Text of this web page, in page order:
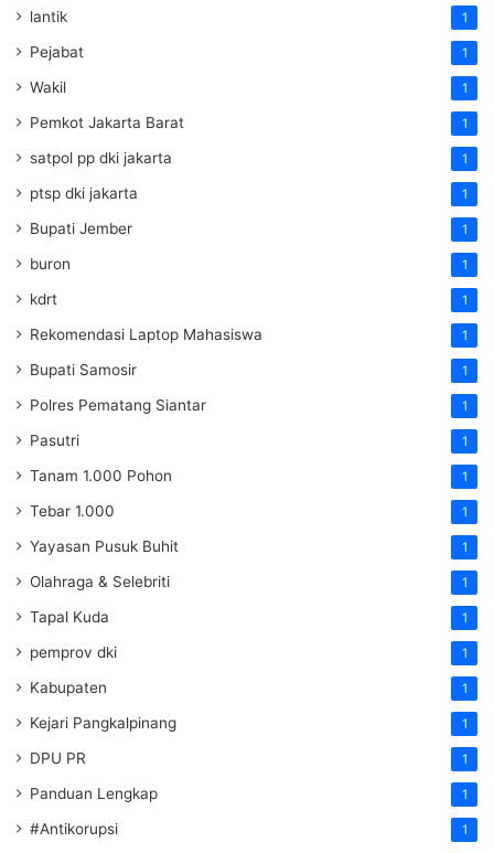
lantik 1
Pejabat 1
Wakil 1
Pemkot Jakarta Barat 1
satpol pp dki jakarta 1
ptsp dki jakarta 1
Bupati Jember 1
buron 1
kdrt 1
Rekomendasi Laptop Mahasiswa 1
Bupati Samosir 1
Polres Pematang Siantar 1
Pasutri 1
Tanam 1.000 Pohon 1
Tebar 1.000 1
Yayasan Pusuk Buhit 1
Olahraga & Selebriti 1
Tapal Kuda 1
pemprov dki 1
Kabupaten 1
Kejari Pangkalpinang 1
DPU PR 1
Panduan Lengkap 1
#Antikorupsi 1